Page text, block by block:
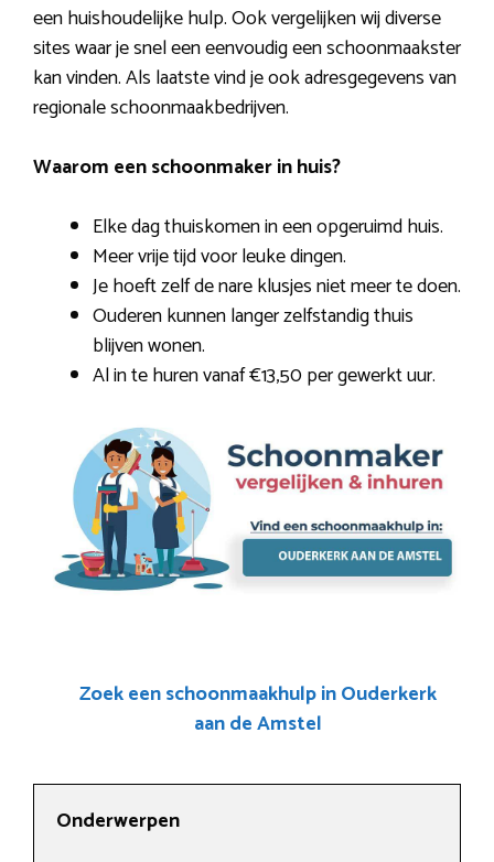
een huishoudelijke hulp. Ook vergelijken wij diverse
sites waar je snel een eenvoudig een schoonmaakster
kan vinden. Als laatste vind je ook adresgegevens van
regionale schoonmaakbedrijven.
Waarom een schoonmaker in huis?
Elke dag thuiskomen in een opgeruimd huis.
Meer vrije tijd voor leuke dingen.
Je hoeft zelf de nare klusjes niet meer te doen.
Ouderen kunnen langer zelfstandig thuis
blijven wonen.
Al in te huren vanaf €13,50 per gewerkt uur.
Zoek een schoonmaakhulp in Ouderkerk
aan de Amstel
Onderwerpen